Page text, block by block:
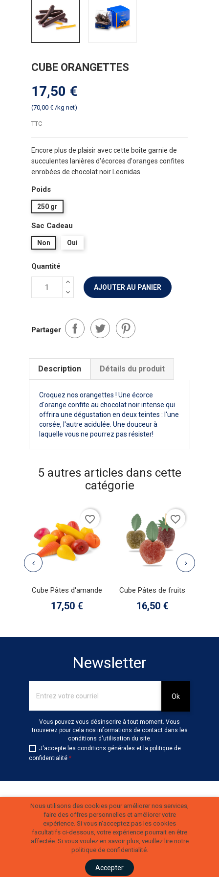
CUBE ORANGETTES
17,50 €
(70,00 € /kg net)
TTC
Encore plus de plaisir avec cette boîte garnie de
succulentes lanières d'écorces d'oranges confites
enrobées de chocolat noir Leonidas.
Poids
250 gr
Sac Cadeau
Non Oui
Quantité
AJOUTER AU PANIER
Partager
Description Détails du produit
Croquez nos orangettes ! Une écorce
d'orange confite au chocolat noir intense qui
offrira une dégustation en deux teintes : l'une
corsée, l'autre acidulée. Une douceur à
laquelle vous ne pourrez pas résister!
5 autres articles dans cette
catégorie
favorite_border
Cube Pâtes d'amande
Prix
17,50 €
favorite_border
Cube Pâtes de fruits
Prix
16,50 €
Newsletter
Vous pouvez vous désinscrire à tout moment. Vous
trouverez pour cela nos informations de contact dans les
conditions d'utilisation du site.
J'accepte les conditions générales et la politique de
confidentialité *
Produits
Notre société
Votre compte
Nous utilisons des cookies pour améliorer nos services,
faire des offres personnelles et améliorer votre
expérience. Si vous n'acceptez pas les cookies
facultatifs ci-dessous, votre expérience pourrait en être
affectée. Si vous voulez en savoir plus, veuillez lire notre
politique de confidentialité.
Accepter